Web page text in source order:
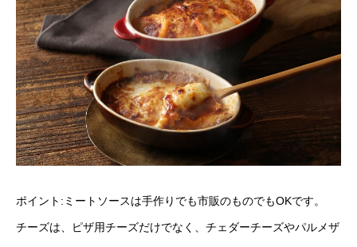
ポイント:ミートソースは手作りでも市販のものでもOKです。
チーズは、ピザ用チーズだけでなく、チェダーチーズやパルメザ